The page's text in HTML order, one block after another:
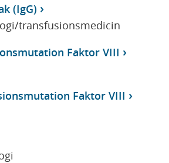
(IgG)
transfusionsmedicin
Faktor VIII
Faktor VIII